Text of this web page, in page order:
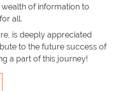
of information to
all.
is deeply appreciated
to the future success of
a part of this journey!